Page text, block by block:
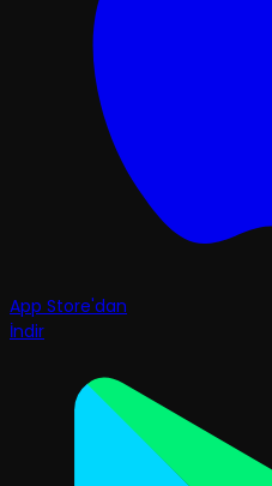
App Store'dan
İndir